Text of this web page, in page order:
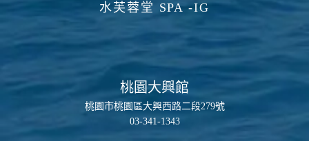
水芙蓉堂 SPA -IG
桃園大興館
桃園市桃園區大興西路二段279號
03-341-1343